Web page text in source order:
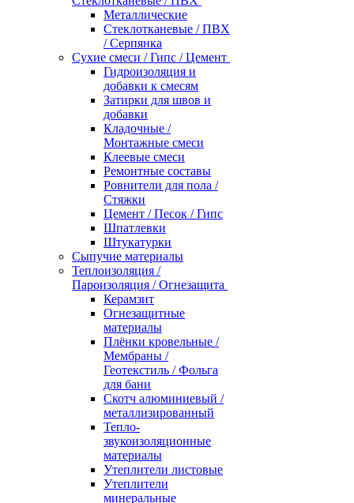
Металлические
Стеклотканевые / ПВХ
/ Серпянка
Сухие смеси / Гипс / Цемент
Гидроизоляция и
добавки к смесям
Затирки для швов и
добавки
Кладочные /
Монтажные смеси
Клеевые смеси
Ремонтные составы
Ровнители для пола /
Стяжки
Цемент / Песок / Гипс
Шпатлевки
Штукатурки
Сыпучие материалы
Теплоизоляция /
Пароизоляция / Огнезащита
Керамзит
Огнезащитные
материалы
Плёнки кровельные /
Мембраны /
Геотекстиль / Фольга
для бани
Скотч алюминиевый /
металлизированный
Тепло-
звукоизоляционные
материалы
Утеплители листовые
Утеплители
минеральные